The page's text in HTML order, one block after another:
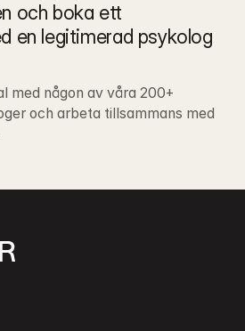
och boka ett
en legitimerad psykolog
med någon av våra 200+
och arbeta tillsammans med